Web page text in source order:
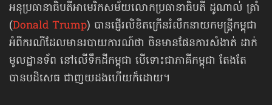
អនុប្រធានាធិបតីអាមេរិកសម័យលោក​ប្រធានាធិបតី ដូណាល់ ត្រាំ
(Donald Trump) បានផ្ញើរលិខិតក្រើនរំលឹកនាយកមន្ត្រីកម្ពុជា
អំពីករណីដែលមាន​របាយការណ៍ថា ចិន​មាន​ផែនការ​សំងាត់ ដាក់
មូលដ្ឋានទ័ព នៅលើទឹកដីកម្ពុជា បើទោះជាភាគីកម្ពុជា តែងតែ
បានបដិសេធ ជាញយដង​ហើយ​ក៏ដោយ។